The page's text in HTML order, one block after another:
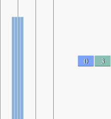
0 3